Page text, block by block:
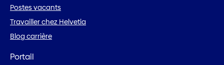
Postes vacants
Travailler chez Helvetia
Blog carrière
Portail